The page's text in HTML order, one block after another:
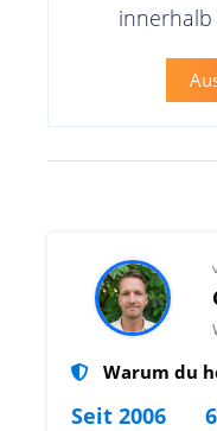
innerhalb
Warum du
Seit 2006